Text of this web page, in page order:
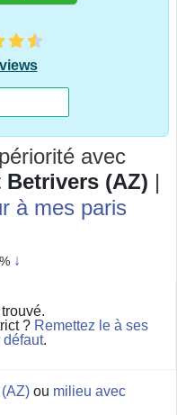
avec
(AZ) |
à mes paris
↓
? Remettez le à ses
défaut.
ou milieu avec